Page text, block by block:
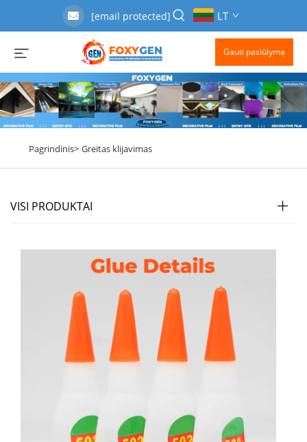
[email protected] LT
Gauti pasiūlymą
Pagrindinis> Greitas klijavimas
VISI PRODUKTAI